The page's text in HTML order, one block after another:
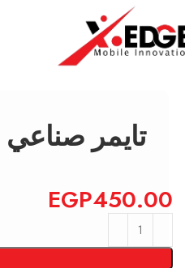
الرئيسية Spare Parts تايمر صناعي (Timer Relay) DH48S-1Z
EGP450.00